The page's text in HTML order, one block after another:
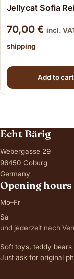
Jellycat Sofia
70,00 € incl.
shipping
Add to cart
Echt Bärig
Webergasse 29
96450 Coburg
Germany
Opening hours
Mo–Fr
Sa
und jederzeit nach
Soft toys, teddy
Just ask for original